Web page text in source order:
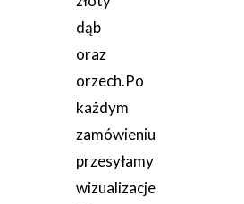
dąb
oraz
orzech.Po
każdym
zamówieniu
przesyłamy
wizualizacje